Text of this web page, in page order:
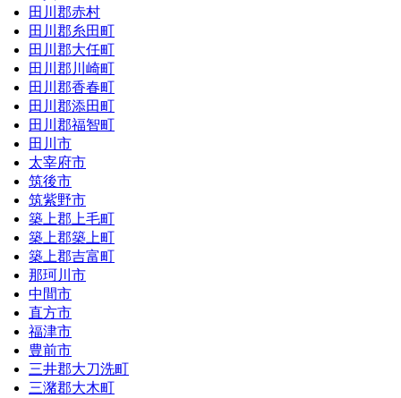
田川郡赤村
田川郡糸田町
田川郡大任町
田川郡川崎町
田川郡香春町
田川郡添田町
田川郡福智町
田川市
太宰府市
筑後市
筑紫野市
築上郡上毛町
築上郡築上町
築上郡吉富町
那珂川市
中間市
直方市
福津市
豊前市
三井郡大刀洗町
三潴郡大木町